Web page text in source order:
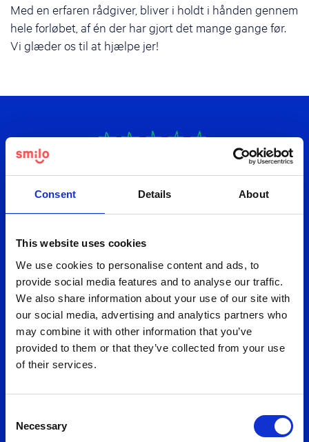
Consent Details About
This website uses cookies
We use cookies to personalise content and ads, to
provide social media features and to analyse our traffic.
We also share information about your use of our site with
our social media, advertising and analytics partners who
may combine it with other information that you’ve
provided to them or that they’ve collected from your use
of their services.
Selection
Necessary
Med en erfaren rådgiver, bliver i holdt i hånden gennem
hele forløbet, af én der har gjort det mange gange før.
Vi glæder os til at hjælpe jer!
Tak til vores
fantastiske kunder
Vanvittigt hurtigt og nemt!
Var utroligt overrasket over hvor hurtigt og nemt
det var! Fra at have bestilt og betalt fredag var
utrolig lækker kvalitet til ikke særligt mange
penge! Ét stk tilfreds klasse klar til studietur! :)